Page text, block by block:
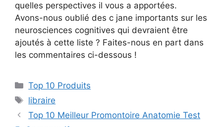
quelles perspectives il vous a apportées.
Avons-nous oublié des c jane importants sur les
neurosciences cognitives qui devraient être
ajoutés à cette liste ? Faites-nous en part dans
les commentaires ci-dessous !
Top 10 Produits
libraire
Top 10 Meilleur Promontoire Anatomie Test